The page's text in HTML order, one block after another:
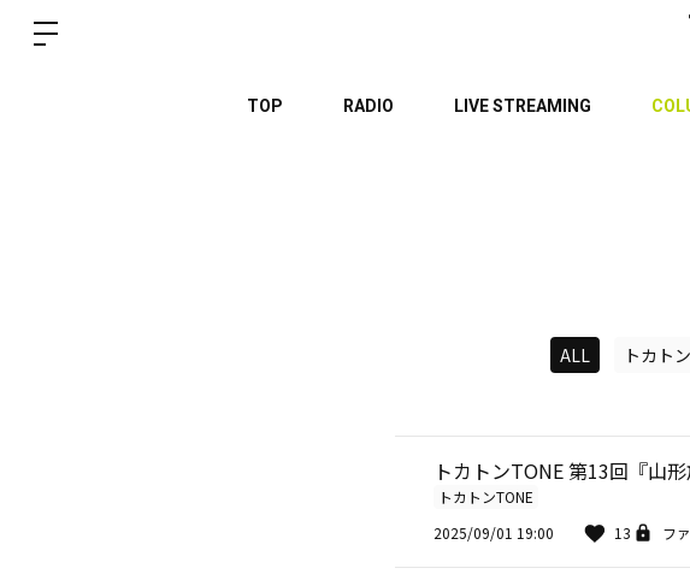
TOP RADIO LIVE STREAMING
ALL トカト
トカトンTONE 第13回『山形
トカトンTONE
2025/09/01 19:00
13 フ